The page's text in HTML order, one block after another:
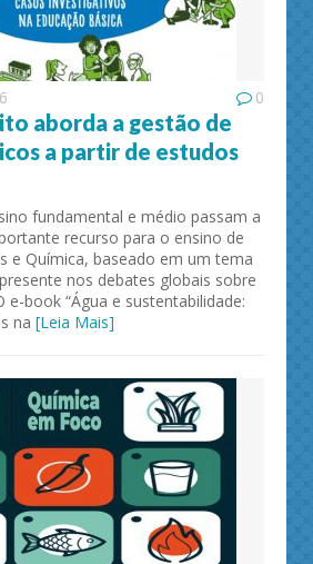
0
aborda a gestão de
a partir de estudos
fundamental e médio passam a
recurso para o ensino de
e Química, baseado em um tema
nos debates globais sobre
e-book “Água e sustentabilidade:
na [Leia Mais]